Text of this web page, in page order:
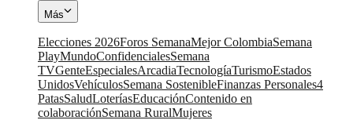
Más
Elecciones 2026Foros SemanaMejor ColombiaSemana
PlayMundoConfidencialesSemana
TVGenteEspecialesArcadiaTecnologíaTurismoEstados
UnidosVehículosSemana SostenibleFinanzas Personales4
PatasSaludLoteríasEducaciónContenido en
colaboraciónSemana RuralMujeres